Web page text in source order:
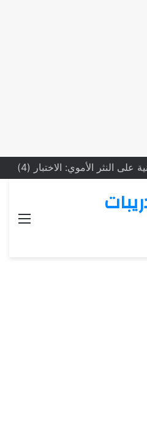
سلسلة الاختبارات الإلكترونية على الشعر الأموي: الاختبار (5)